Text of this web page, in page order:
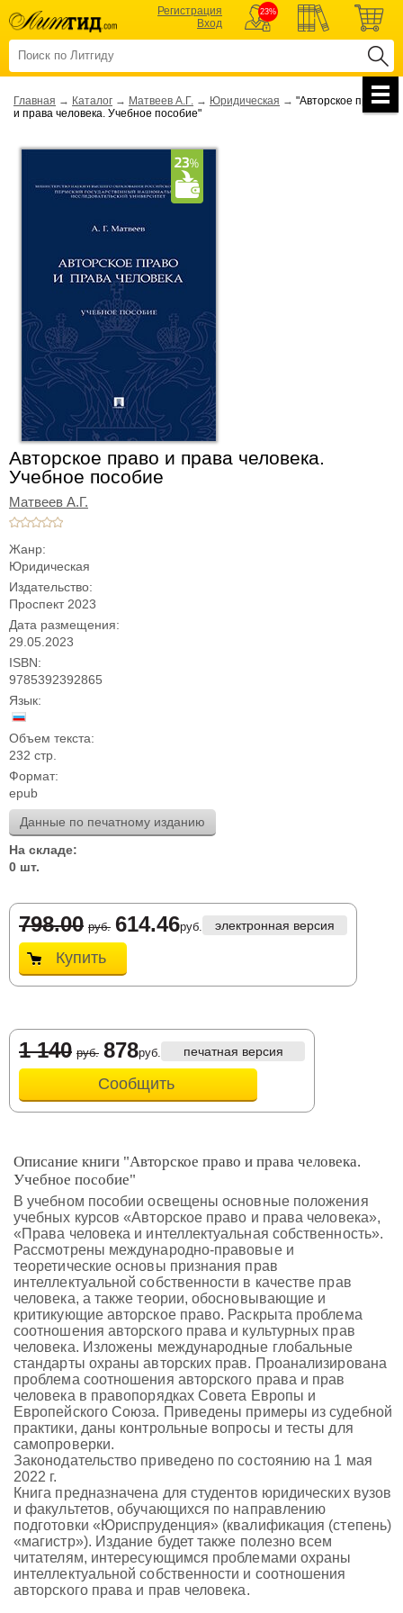
Регистрация
Вход
23%
Главная → Каталог → Матвеев А.Г. → Юридическая → "Авторское право
и права человека. Учебное пособие"
Авторское право и права человека.
Учебное пособие
Матвеев А.Г.
Жанр:
Юридическая
Издательство:
Проспект 2023
Дата размещения:
29.05.2023
ISBN:
9785392392865
Язык:
Объем текста:
232 стр.
Формат:
epub
Данные по печатному изданию
На складе:
0 шт.
798.00 руб. 614.46руб. электронная версия
Купить
1 140 руб. 878руб. печатная версия
Сообщить
Описание книги "Авторское право и права человека.
Учебное пособие"
В учебном пособии освещены основные положения
учебных курсов «Авторское право и права человека»,
«Права человека и интеллектуальная собственность».
Рассмотрены международно-правовые и
теоретические основы признания прав
интеллектуальной собственности в качестве прав
человека, а также теории, обосновывающие и
критикующие авторское право. Раскрыта проблема
соотношения авторского права и культурных прав
человека. Изложены международные глобальные
стандарты охраны авторских прав. Проанализирована
проблема соотношения авторского права и прав
человека в правопорядках Совета Европы и
Европейского Союза. Приведены примеры из судебной
практики, даны контрольные вопросы и тесты для
самопроверки.
Законодательство приведено по состоянию на 1 мая
2022 г.
Книга предназначена для студентов юридических вузов
и факультетов, обучающихся по направлению
подготовки «Юриспруденция» (квалификация (степень)
«магистр»). Издание будет также полезно всем
читателям, интересующимся проблемами охраны
интеллектуальной собственности и соотношения
авторского права и прав человека.